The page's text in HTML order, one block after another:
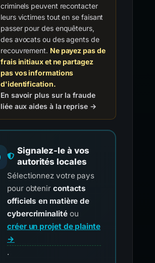
criminels peuvent recontacter
leurs victimes tout en se faisant
passer pour des enquêteurs,
des avocats ou des agents de
recouvrement. Ne payez pas de
frais initiaux et ne partagez
pas vos informations
d'identification.
En savoir plus sur la fraude
liée aux aides à la reprise →
Signalez-le à vos
autorités locales
Sélectionnez votre pays
pour obtenir contacts
officiels en matière de
cybercriminalitéou
créer un projet de plainte
→
.